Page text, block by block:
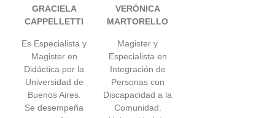
GRACIELA
CAPPELLETTI
Es Especialista y
Magister en
Didáctica por la
Universidad de
Buenos Aires.
Se desempeña
VERÓNICA
MARTORELLO
Magister y
Especialista en
Integración de
Personas con
Discapacidad a la
Comunidad.